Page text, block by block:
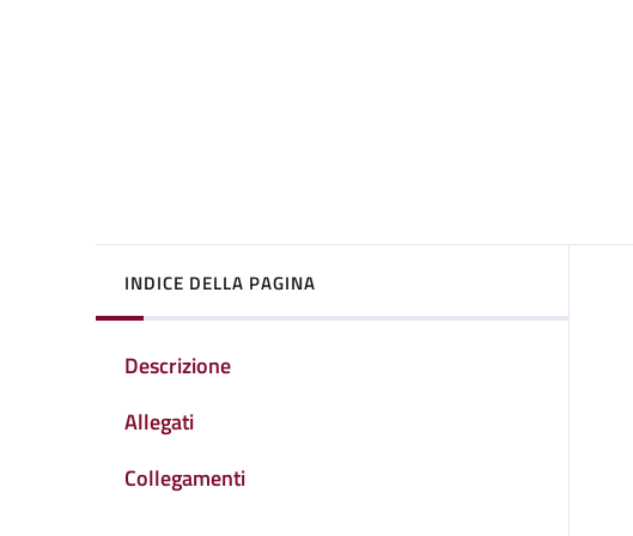
INDICE DELLA PAGINA
Descrizione
Allegati
Collegamenti